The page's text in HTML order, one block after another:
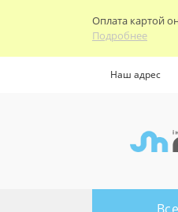
Оплата картой
Подробнее
Наш адрес